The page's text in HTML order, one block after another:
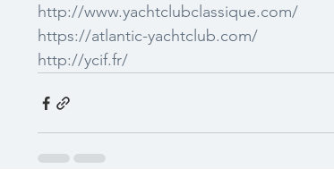
http://www.yachtclubclassique.com/
https://atlantic-yachtclub.com/
http://ycif.fr/